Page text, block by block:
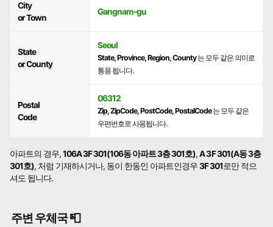
City
or Town
Gangnam-gu
State
or County
Seoul
State, Province, Region, County는 모두 같은 의미로
통용 됩니다.
Postal
Code
06312
Zip, ZipCode, PostCode, PostalCode는 모두 같은
우편번호로 사용됩니다.
아파트의 경우,106A 3F 301(106동 아파트 3층 301호),A 3F 301(A동 3층
301호), 처럼 기재하시거나, 동이 한동인 아파트인경우3F 301로만 적으
셔도 됩니다.
주변 우체국 📮